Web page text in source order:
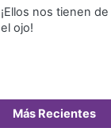
¡Ellos nos tienen
el ojo!
Más Recientes